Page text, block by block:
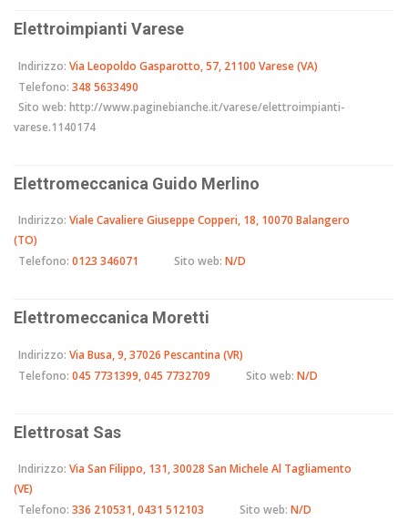
Elettroimpianti Varese
Indirizzo: Via Leopoldo Gasparotto, 57, 21100 Varese (VA)
Telefono: 348 5633490
Sito web: http://www.paginebianche.it/varese/elettroimpianti-
varese.1140174
Elettromeccanica Guido Merlino
Indirizzo: Viale Cavaliere Giuseppe Copperi, 18, 10070 Balangero
(TO)
Telefono: 0123 346071 Sito web: N/D
Elettromeccanica Moretti
Indirizzo: Via Busa, 9, 37026 Pescantina (VR)
Telefono: 045 7731399, 045 7732709 Sito web: N/D
Elettrosat Sas
Indirizzo: Via San Filippo, 131, 30028 San Michele Al Tagliamento
(VE)
Telefono: 336 210531, 0431 512103 Sito web: N/D